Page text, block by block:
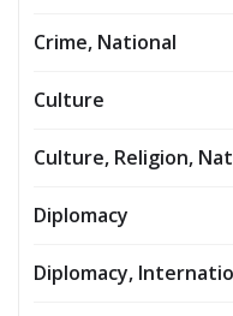
Crime, National
Culture
Culture, Religion,
Diplomacy
Diplomacy,